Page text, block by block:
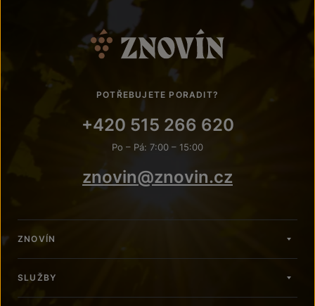
POTŘEBUJETE PORADIT?
+420 515 266 620
Po – Pá: 7:00 – 15:00
znovin@znovin.cz
ZNOVÍN
SLUŽBY